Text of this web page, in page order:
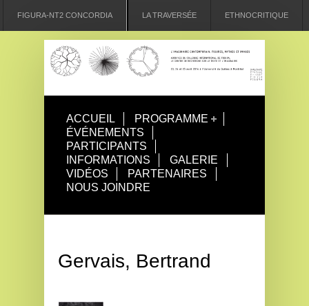
FIGURA-NT2 CONCORDIA LA TRAVERSÉE ETHNOCRITIQUE
ACCUEIL
PROGRAMME
ÉVÉNEMENTS
PARTICIPANTS
INFORMATIONS
GALERIE
VIDÉOS
PARTENAIRES
NOUS JOINDRE
Gervais, Bertrand